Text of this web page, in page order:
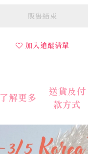
販售結束
加入追蹤清單
了解更多
送貨及付
款方式